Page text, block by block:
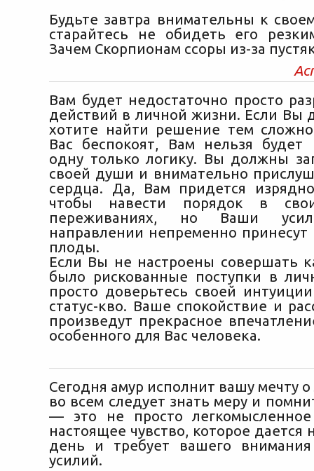
Будьте завтра внимательны к
старайтесь не обидеть его
Зачем Скорпионам ссоры из-за
Вам будет недостаточно просто
действий в личной жизни. Если Вы
хотите найти решение тем
Вас беспокоят, Вам нельзя будет
одну только логику. Вы должны
своей души и внимательно
сердца. Да, Вам придется
чтобы навести порядок в
переживаниях, но Ваши
направлении непременно
плоды.
Если Вы не настроены совершать
было рискованные поступки в
просто доверьтесь своей
статус-кво. Ваше спокойствие и
произведут прекрасное
особенного для Вас человека.
Сегодня амур исполнит вашу мечту
во всем следует знать меру и
— это не просто
настоящее чувство, которое дается
день и требует вашего
усилий.